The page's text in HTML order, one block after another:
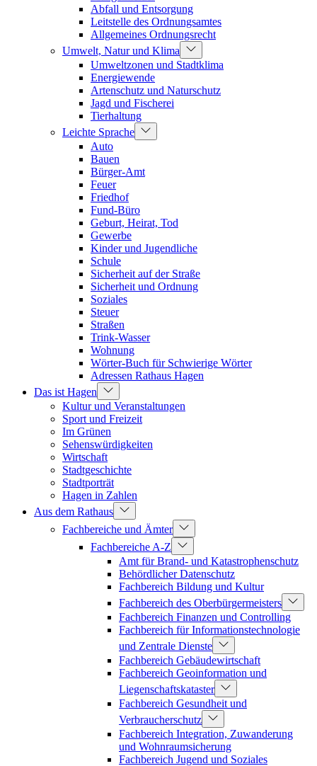
Abfall und Entsorgung
Leitstelle des Ordnungsamtes
Allgemeines Ordnungsrecht
Umwelt, Natur und Klima
Umweltzonen und Stadtklima
Energiewende
Artenschutz und Naturschutz
Jagd und Fischerei
Tierhaltung
Leichte Sprache
Auto
Bauen
Bürger-Amt
Feuer
Friedhof
Fund-Büro
Geburt, Heirat, Tod
Gewerbe
Kinder und Jugendliche
Schule
Sicherheit auf der Straße
Sicherheit und Ordnung
Soziales
Steuer
Straßen
Trink-Wasser
Wohnung
Wörter-Buch für Schwierige Wörter
Adressen Rathaus Hagen
Das ist Hagen
Kultur und Veranstaltungen
Sport und Freizeit
Im Grünen
Sehenswürdigkeiten
Wirtschaft
Stadtgeschichte
Stadtporträt
Hagen in Zahlen
Aus dem Rathaus
Fachbereiche und Ämter
Fachbereiche A-Z
Amt für Brand- und Katastrophenschutz
Behördlicher Datenschutz
Fachbereich Bildung und Kultur
Fachbereich des Oberbürgermeisters
Fachbereich Finanzen und Controlling
Fachbereich für Informationstechnologie
und Zentrale Dienste
Fachbereich Gebäudewirtschaft
Fachbereich Geoinformation und
Liegenschaftskataster
Fachbereich Gesundheit und
Verbraucherschutz
Fachbereich Integration, Zuwanderung
und Wohnraumsicherung
Fachbereich Jugend und Soziales